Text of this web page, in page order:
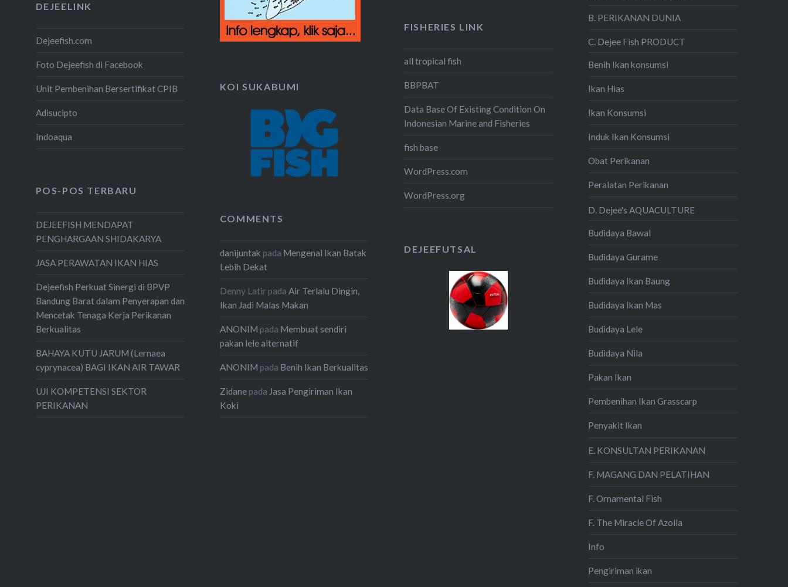
B. PERIKANAN DUNIA
C. Dejee Fish PRODUCT
Benih Ikan konsumsi
Ikan Hias
Ikan Konsumsi
Induk Ikan Konsumsi
Obat Perikanan
Peralatan Perikanan
D. Dejee's AQUACULTURE
Budidaya Bawal
Budidaya Gurame
Budidaya Ikan Baung
Budidaya Ikan Mas
Budidaya Lele
Budidaya Nila
Pakan Ikan
Pembenihan Ikan Grasscarp
Penyakit Ikan
E. KONSULTAN PERIKANAN
F. MAGANG DAN PELATIHAN
F. Ornamental Fish
F. The Miracle Of Azolla
Info
Pengiriman ikan
DEJEELINK
Dejeefish.com
Foto Dejeefish di Facebook
Unit Pembenihan Bersertifikat CPIB
Adisucipto
Indoaqua
FISHERIES LINK
all tropical fish
BBPBAT
Data Base Of Existing Condition On
Indonesian Marine and Fisheries
fish base
WordPress.com
WordPress.org
KOI SUKABUMI
POS-POS TERBARU
DEJEEFISH MENDAPAT
PENGHARGAAN SHIDAKARYA
JASA PERAWATAN IKAN HIAS
Dejeefish Perkuat Sinergi di BPVP
Bandung Barat dalam Penyerapan dan
Mencetak Tenaga Kerja Perikanan
Berkualitas
BAHAYA KUTU JARUM (Lernaea
cyprynacea) BAGI IKAN AIR TAWAR
UJI KOMPETENSI SEKTOR
PERIKANAN
COMMENTS
danijuntak pada Mengenal Ikan Batak
Lebih Dekat
Denny Latir pada Air Terlalu Dingin,
Ikan Jadi Malas Makan
ANONIM pada Membuat sendiri
pakan lele alternatif
ANONIM pada Benih Ikan Berkualitas
Zidanepada Jasa Pengiriman Ikan
Koki
DEJEEFUTSAL